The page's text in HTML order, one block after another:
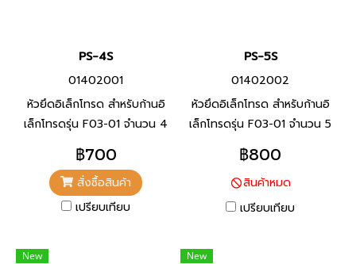
PS-4S
01402001
หัวยึดอิเล็กโทรด สำหรับก้านอิ
เล็กโทรดรุ่น F03-01 จำนวน 4
฿700
สั่งซื้อสินค้า
เปรียบเทียบ
PS-5S
01402002
หัวยึดอิเล็กโทรด สำหรับก้านอิ
เล็กโทรดรุ่น F03-01 จำนวน 5
฿800
สินค้าหมด
เปรียบเทียบ
New New